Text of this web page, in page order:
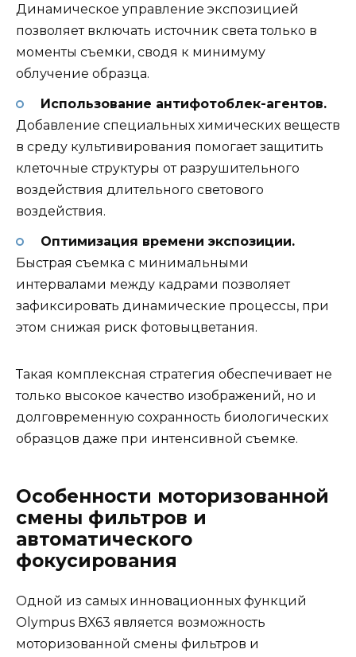
Динамическое управление экспозицией
позволяет включать источник света только в
моменты съемки, сводя к минимуму
облучение образца.
Использование антифотоблек-агентов.
Добавление специальных химических веществ
в среду культивирования помогает защитить
клеточные структуры от разрушительного
воздействия длительного светового
воздействия.
Оптимизация времени экспозиции.
Быстрая съемка с минимальными
интервалами между кадрами позволяет
зафиксировать динамические процессы, при
этом снижая риск фотовыцветания.
Такая комплексная стратегия обеспечивает не
только высокое качество изображений, но и
долговременную сохранность биологических
образцов даже при интенсивной съемке.
Особенности моторизованной
смены фильтров и
автоматического
фокусирования
Одной из самых инновационных функций
Olympus BX63 является возможность
моторизованной смены фильтров и